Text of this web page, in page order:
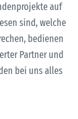
auf
sind, welche
bedienen
Partner und
bei uns alles